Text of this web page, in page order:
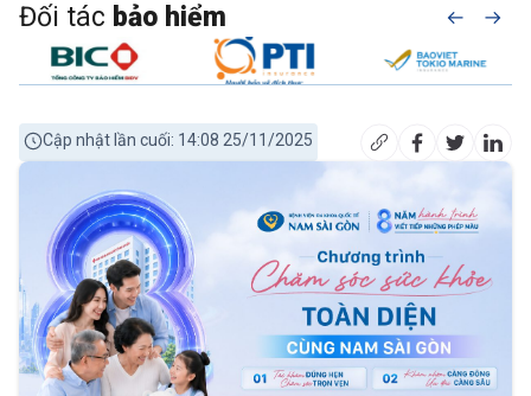
Đối tác bảo hiểm
Cập nhật lần cuối: 14:08 25/11/2025